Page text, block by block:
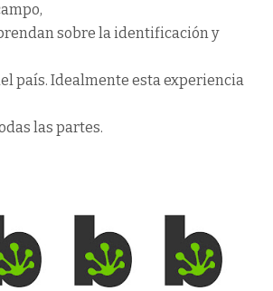
sobre la identificación y
país. Idealmente esta experiencia
las partes.